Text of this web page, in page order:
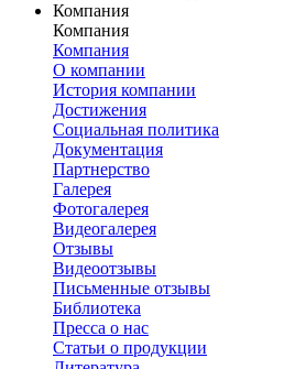
Компания
Компания
Компания
О компании
История компании
Достижения
Социальная политика
Документация
Партнерство
Галерея
Фотогалерея
Видеогалерея
Отзывы
Видеоотзывы
Письменные отзывы
Библиотека
Пресса о нас
Статьи о продукции